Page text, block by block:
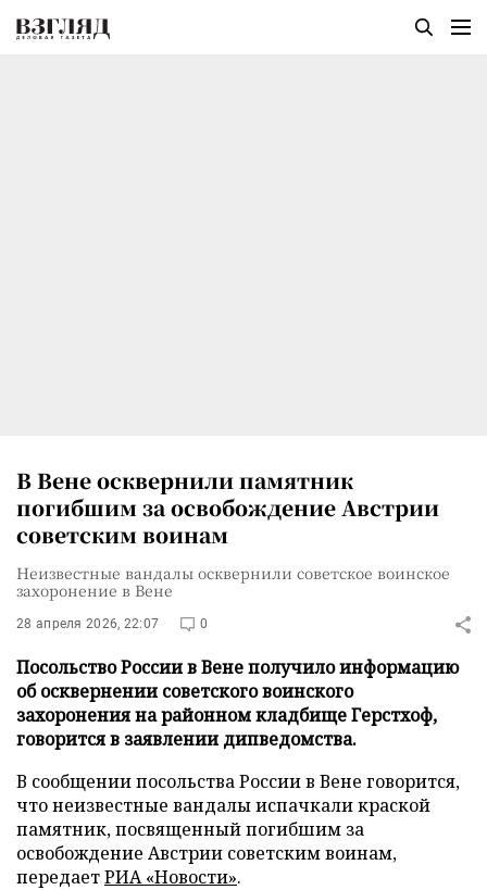
В Вене осквернили памятник
погибшим за освобождение Австрии
советским воинам
Неизвестные вандалы осквернили советское воинское
захоронение в Вене
28 апреля 2026, 22:07 0
Посольство России в Вене получило информацию
об осквернении советского воинского
захоронения на районном кладбище Герстхоф,
говорится в заявлении дипведомства.
В сообщении посольства России в Вене говорится,
что неизвестные вандалы испачкали краской
памятник, посвященный погибшим за
освобождение Австрии советским воинам,
передаетРИА «Новости».